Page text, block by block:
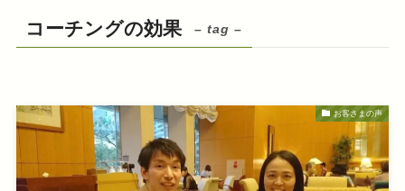
コーチングの効果 – tag –
お客さまの声